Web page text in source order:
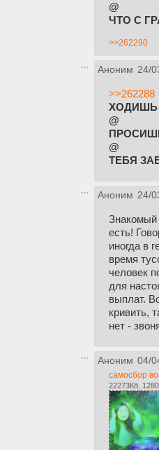
@
ЧТО С
>>262290
Аноним 24/
>>262288
ХОДИШЬ
@
@
ТЕБЯ
Аноним 24/
Знакомый
есть!
иногда в
время
человек
для
выплат.
кривить,
нет -
Аноним 04/
самосбор
22273Кб,